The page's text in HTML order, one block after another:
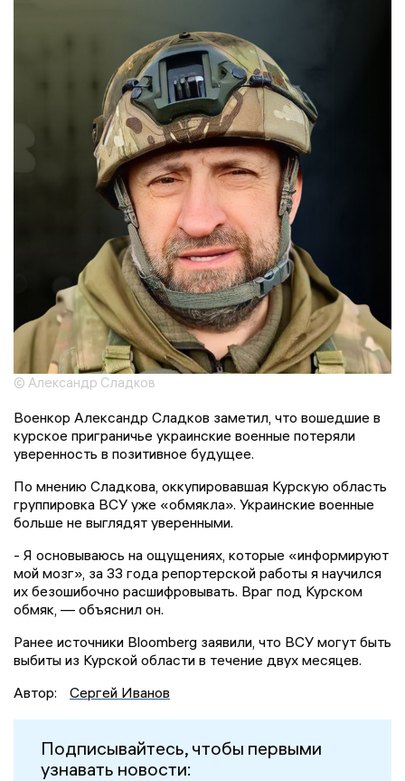
© Александр Сладков
Военкор Александр Сладков заметил, что вошедшие в
курское приграничье украинские военные потеряли
уверенность в позитивное будущее.
По мнению Сладкова, оккупировавшая Курскую область
группировка ВСУ уже «обмякла». Украинские военные
больше не выглядят уверенными.
- Я основываюсь на ощущениях, которые «информируют
мой мозг», за 33 года репортерской работы я научился
их безошибочно расшифровывать. Враг под Курском
обмяк, — объяснил он.
Ранее источники Bloomberg заявили, что ВСУ могут быть
выбиты из Курской области в течение двух месяцев.
Автор:
Сергей Иванов
Подписывайтесь, чтобы первыми
узнавать новости: